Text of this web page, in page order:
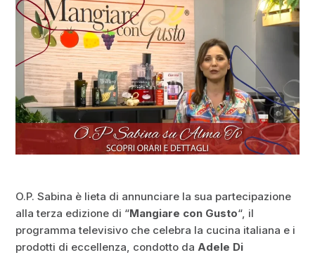
O.P. Sabina è lieta di annunciare la sua partecipazione
alla terza edizione di “Mangiare con Gusto“, il
programma televisivo che celebra la cucina italiana e i
prodotti di eccellenza, condotto daAdele Di